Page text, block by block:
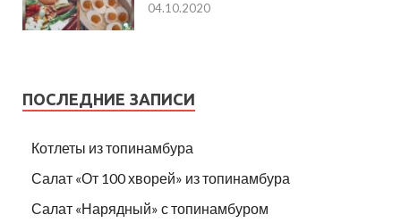
04.10.2020
ПОСЛЕДНИЕ ЗАПИСИ
Котлеты из топинамбура
Салат «От 100 хворей» из топинамбура
Салат «Нарядный» с топинамбуром